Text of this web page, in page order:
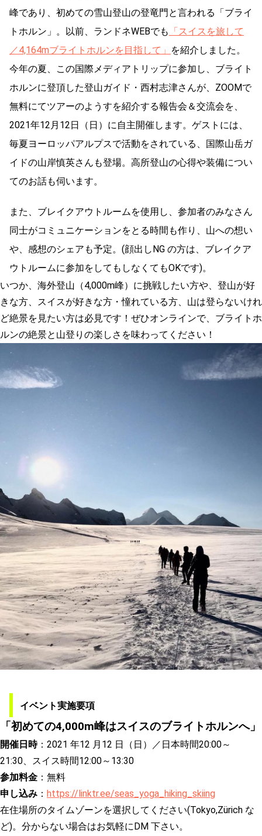
峰であり、初めての雪山登山の登竜門と言われる「ブライ
トホルン」。以前、ランドネWEBでも 「スイスを旅して
／4,164mブライトホルンを目指して」 を紹介しました。
今年の夏、この国際メディアトリップに参加し、 ブライト
ホルンに登頂した登山ガイド・西村志津さんが、ZOOMで
無料にてツアーのようすを紹介する報告会＆交流会を
2021年12月12日（日）に自主開催します。ゲストには、
毎夏ヨーロッパアルプスで活動をされている、 国際山岳ガ
イドの山岸慎英さんも登場。 高所登山の心得や装備につい
てのお話も伺います。
また、ブレイクアウトルームを使用し、 参加者のみなさん
同士がコミュニケーションをとる時間も作り、山への想い
や、 感想のシェアも予定。 (顔出しNG の方は、ブレイクア
ウトルームに参加をしてもしなくてもOKです)。
いつか、海外登山（4,000m峰） に挑戦したい方や、登山が好
きな方、
スイスが好きな方・憧れている方、 山は登らないけれ
ど絶景を見たい方は必見です！ぜひオンラインで、ブライトホ
ルンの絶景と山登りの楽しさを味わってください！
イベント実施要項
「初めての4,000m峰はスイスのブライトホルンへ」
開催日時： 2021 年12 月 12 日（日）／ 日本時間20:00～
21:30、 スイス時間12:00～13:30
参加料金 ：無料
申し込み ： https://linktr.ee/seas_yoga_hiking_skiing
在住場所のタイムゾーンを選択してください(Tokyo,Zürich な
ど)。 分からない場合はお気軽にDM 下さい。